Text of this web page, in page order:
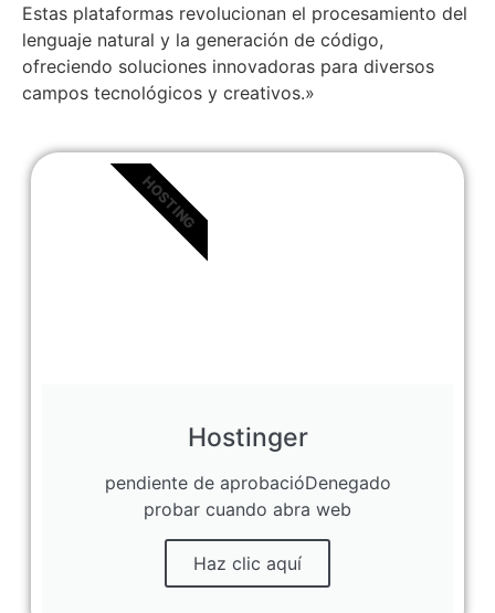
Estas plataformas revolucionan el procesamiento del
lenguaje natural y la generación de código,
ofreciendo soluciones innovadoras para diversos
campos tecnológicos y creativos.»
Hostinger
pendiente de aprobacióDenegado
probar cuando abra web
Haz clic aquí
HOSTING